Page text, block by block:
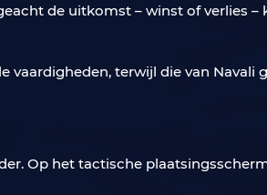
de uitkomst – winst of verlies –
terwijl die van Navali
Op het tactische